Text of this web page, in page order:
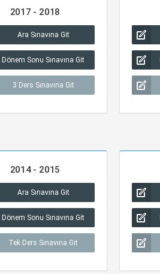
2017 - 2018
Ara Sınavına Git
Dönem Sonu Sınavına Git
3 Ders Sınavına Git
2014 - 2015
Ara Sınavına Git
Dönem Sonu Sınavına Git
Tek Ders Sınavına Git